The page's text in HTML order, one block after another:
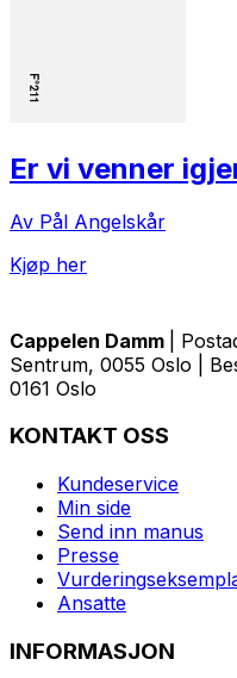
Er vi venner
Av Pål Angelskår
Kjøp her
Cappelen Damm
|
Sentrum, 0055 Oslo |
0161 Oslo
KONTAKT OSS
Kundeservice
Min side
Send inn manus
Presse
Ansatte
INFORMASJON